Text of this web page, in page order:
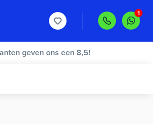
geven ons een 8,5!